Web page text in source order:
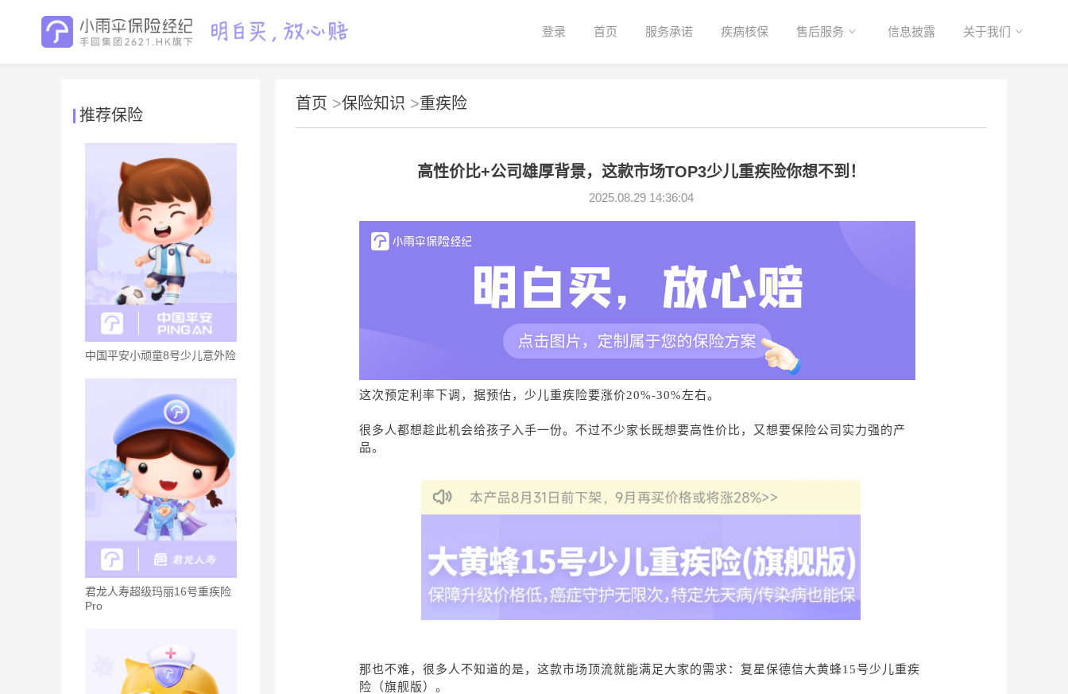
登录 首页 服务承诺 疾病核保 售后服务 信息披露 关于我们
推荐保险
中国平安小顽童8号少儿意外险
君龙人寿超级玛丽16号重疾险
Pro
首页 >保险知识 >重疾险
高性价比+公司雄厚背景，这款市场TOP3少儿重疾险你想不到！
2025.08.29 14:36:04
这次预定利率下调，据预估，少儿重疾险要涨价20%-30%左右。
很多人都想趁此机会给孩子入手一份。不过不少家长既想要高性价比，又想要保险公司实力强的产
品。
那也不难，很多人不知道的是，这款市场顶流就能满足大家的需求：复星保德信大黄蜂15号少儿重疾
险（旗舰版）。